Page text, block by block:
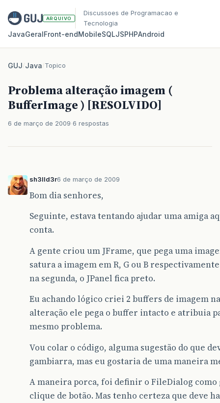
ARQUIVO
Discussoes de Programacao e
Tecnologia
JavaGeralFront‑endMobileSQLJSPHPAndroid
GUJ/Java/Topico
Problema alteração imagem (
BufferImage ) [RESOLVIDO]
6 de março de 2009 6 respostas
sh3lld3r6 de março de 2009
Bom dia senhores,
Seguinte, estava tentando ajudar uma amiga
conta.
A gente criou um JFrame, que pega uma
satura a imagem em R, G ou B
na segunda, o JPanel fica preto.
Eu achando lógico criei 2 buffers de imagem
alteração ele pega o buffer intacto e atribuia
mesmo problema.
Vou colar o código, alguma sugestão do que
gambiarra, mas eu gostaria de uma maneira
A maneira porca, foi definir o FileDialog
clique de botão. Mas tenho certeza que deve